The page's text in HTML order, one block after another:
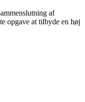
af
opgave at tilbyde en høj